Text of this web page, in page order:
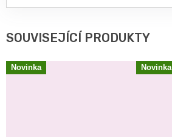
SOUVISEJÍCÍ PRODUKTY
Novinka Novinka